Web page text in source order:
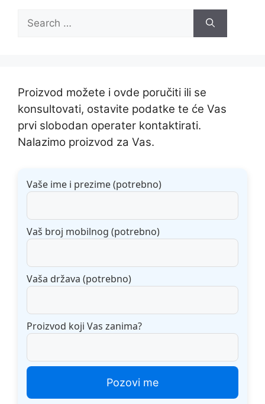
for:
Proizvod možete i ovde poručiti ili se
konsultovati, ostavite podatke te će Vas
prvi slobodan operater kontaktirati.
Nalazimo proizvod za Vas.
Vaše ime i prezime (potrebno)
Vaš broj mobilnog (potrebno)
Vaša država (potrebno)
Proizvod koji Vas zanima?